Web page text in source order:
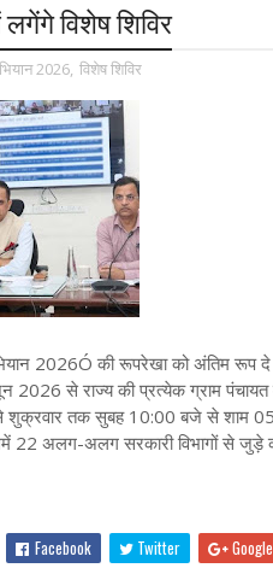
विशेष शिविर
2026, विशेष शिविर
2026Ó की रूपरेखा को अंतिम रूप दे
से राज्य की प्रत्येक ग्राम पंचायत
से शुक्रवार तक सुबह 10:00 बजे से शाम
22 अलग-अलग सरकारी विभागों से जुड़े
Facebook Twitter